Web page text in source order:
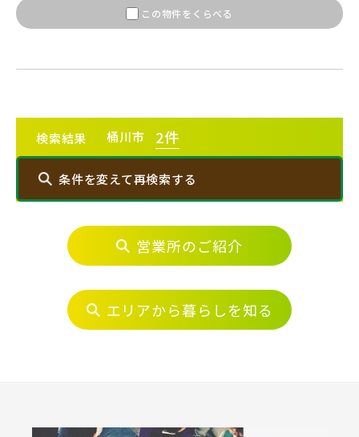
JR京葉線
JR成田線 [我孫子～成田]
東京都葛飾区
【予告広告】リーズン青砥 アイ・ラウンジ
地図内の物件アイコンを
クリックすると
このカコミに
物件概要が表示されます
駅から10分以内
埼玉県越谷市 埼玉県ふじみ野市
千葉県千葉市稲毛区 千葉県千葉市美浜区
千葉県船橋市 千葉県船橋市
この物件をくらべる
検索結果 桶川市 2件
条件を変えて再検索する
エリアから探す
埼玉・中央エリア(50)
営業所のご紹介
エリアから暮らしを知る